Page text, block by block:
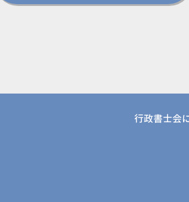
行政書士会